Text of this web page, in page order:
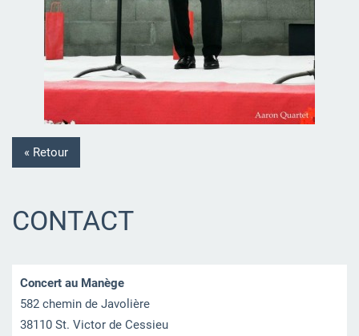
« Retour
CONTACT
Concert au Manège
582 chemin de Javolière
38110 St. Victor de Cessieu